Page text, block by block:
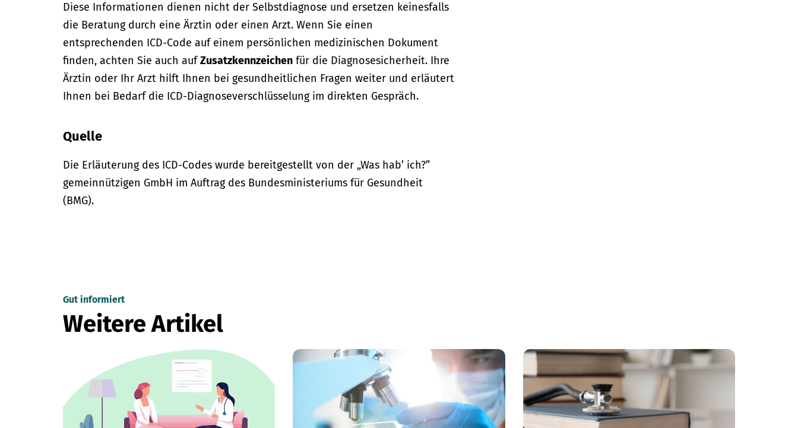
Diese Informationen dienen nicht der Selbstdiagnose und ersetzen keinesfalls
die Beratung durch eine Ärztin oder einen Arzt. Wenn Sie einen
entsprechenden ICD-Code auf einem persönlichen medizinischen Dokument
finden, achten Sie auch aufZusatzkennzeichen für die Diagnosesicherheit. Ihre
Ärztin oder Ihr Arzt hilft Ihnen bei gesundheitlichen Fragen weiter und erläutert
Ihnen bei Bedarf die ICD-Diagnoseverschlüsselung im direkten Gespräch.
Quelle
Die Erläuterung des ICD-Codes wurde bereitgestellt von der „Was hab’ ich?”
gemeinnützigen GmbH im Auftrag des Bundesministeriums für Gesundheit
(BMG).
Gut informiert
Weitere Artikel